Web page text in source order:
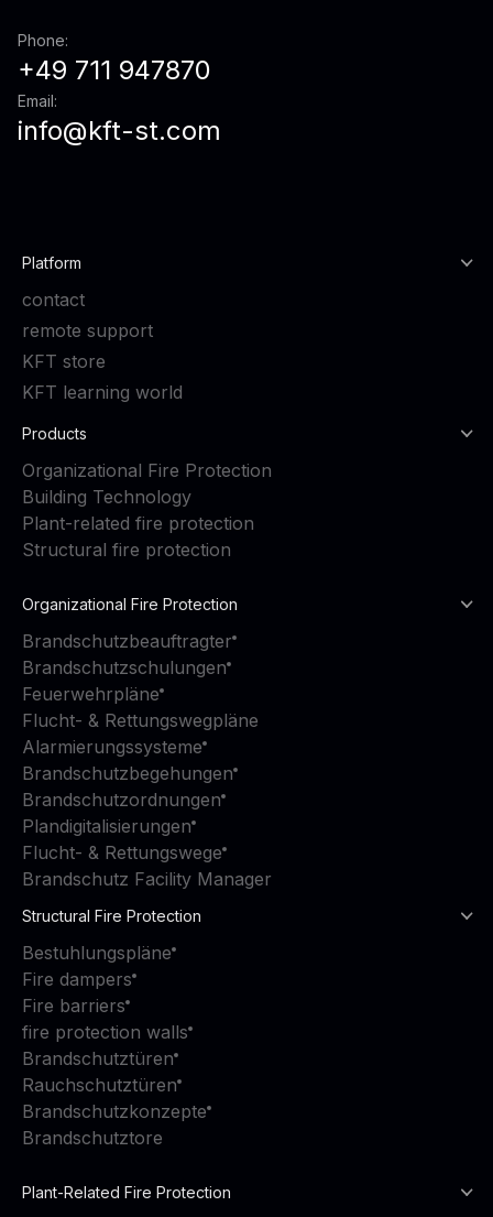
Phone:
+49 711 947870
Email:
info@kft-st.com
Platform
contact
remote support
KFT store
KFT learning world
Products
Organizational Fire Protection
Building Technology
Plant-related fire protection
Structural fire protection
Organizational Fire Protection
Brandschutzbeauftragter
Brandschutzschulungen
Feuerwehrpläne
Flucht- & Rettungswegpläne
Alarmierungssysteme
Brandschutzbegehungen
Brandschutzordnungen
Plandigitalisierungen
Flucht- & Rettungswege
Brandschutz Facility Manager
Structural Fire Protection
Bestuhlungspläne
Fire dampers
Fire barriers
fire protection walls
Brandschutztüren
Rauchschutztüren
Brandschutzkonzepte
Brandschutztore
Plant-Related Fire Protection